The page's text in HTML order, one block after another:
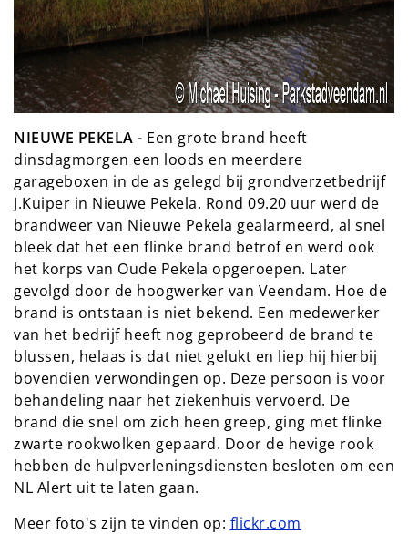
NIEUWE PEKELA - Een grote brand heeft
dinsdagmorgen een loods en meerdere
garageboxen in de as gelegd bij grondverzetbedrijf
J.Kuiper in Nieuwe Pekela. Rond 09.20 uur werd de
brandweer van Nieuwe Pekela gealarmeerd, al snel
bleek dat het een flinke brand betrof en werd ook
het korps van Oude Pekela opgeroepen. Later
gevolgd door de hoogwerker van Veendam. Hoe de
brand is ontstaan is niet bekend. Een medewerker
van het bedrijf heeft nog geprobeerd de brand te
blussen, helaas is dat niet gelukt en liep hij hierbij
bovendien verwondingen op. Deze persoon is voor
behandeling naar het ziekenhuis vervoerd. De
brand die snel om zich heen greep, ging met flinke
zwarte rookwolken gepaard. Door de hevige rook
hebben de hulpverleningsdiensten besloten om een
NL Alert uit te laten gaan.
Meer foto's zijn te vinden op: flickr.com